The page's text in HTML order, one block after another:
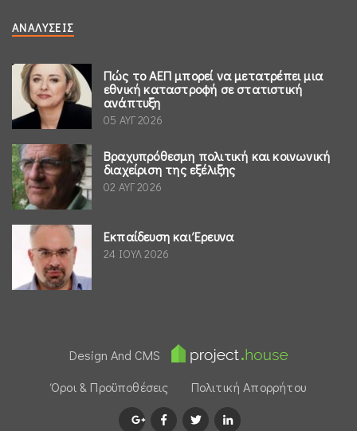
ΑΝΑΛΎΣΕΙΣ
Πώς το ΑΕΠ μπορεί να μετατρέπει μια
εθνική καταστροφή σε στατιστική
ανάπτυξη
05 ΑΥΓ 2026
Βραχυπρόθεσμη πολιτική και κοινωνική
διαχείριση της εξέλιξης
02 ΑΥΓ 2026
Εκπαίδευση και Έρευνα
24 ΙΟΥΛ 2026
Design And CMS
Όροι & Προϋποθέσεις
Πολιτική Απορρήτου